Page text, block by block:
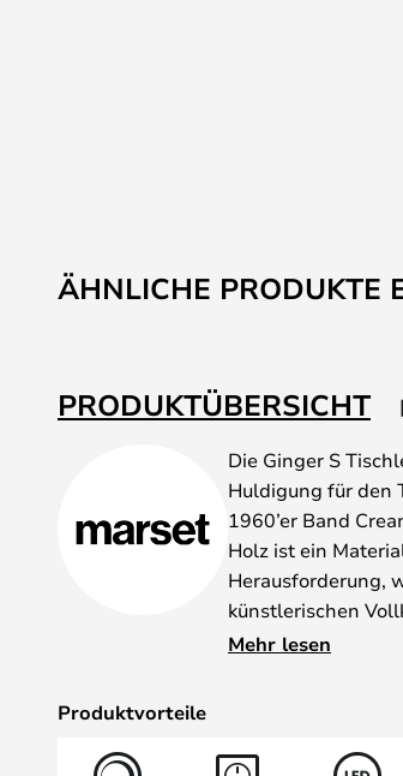
ÄHNLICHE PRODUKTE
PRODUKTÜBERSICHT
Die Ginger S
Huldigung für den
1960’er Band
Holz ist ein
Herausforderung,
künstlerischen
Platten aus Holz
hohen Qualität.
Mehr lesen
Produktvorteile